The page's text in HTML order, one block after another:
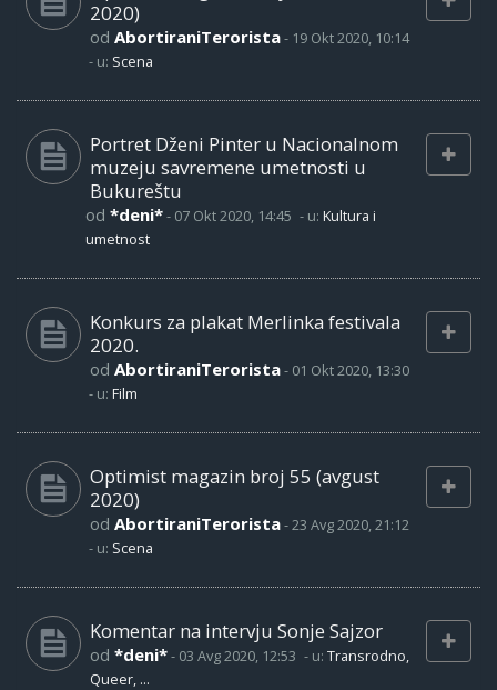
2020)
od AbortiraniTerorista- 19 Okt 2020, 10:14
- u: Scena
Portret Dženi Pinter u Nacionalnom
muzeju savremene umetnosti u
Bukureštu
od *deni*- 07 Okt 2020, 14:45 - u: Kultura i
umetnost
Konkurs za plakat Merlinka festivala
2020.
od AbortiraniTerorista- 01 Okt 2020, 13:30
- u: Film
Optimist magazin broj 55 (avgust
2020)
od AbortiraniTerorista-23 Avg 2020, 21:12
- u: Scena
Komentar na intervju Sonje Sajzor
od *deni*- 03 Avg 2020, 12:53 - u: Transrodno,
Queer, ...